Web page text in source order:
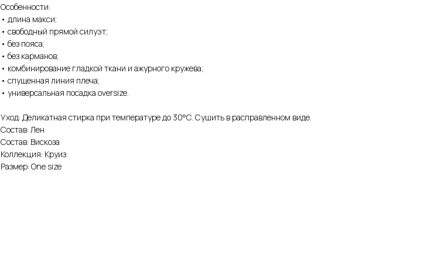
Особенности:
• длина макси;
• свободный прямой силуэт;
• без пояса;
• без карманов;
• комбинирование гладкой ткани и ажурного кружева;
• спущенная линия плеча;
• универсальная посадка oversize.
Уход: Деликатная стирка при температуре до 30°C. Сушить в расправленном виде.
Состав: Лен
Состав: Вискоза
Коллекция: Круиз
Размер: One size